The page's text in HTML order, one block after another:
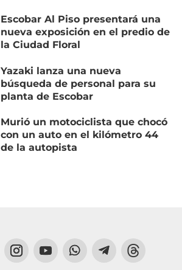
Escobar Al Piso presentará una
nueva exposición en el predio de
la Ciudad Floral
Yazaki lanza una nueva
búsqueda de personal para su
planta de Escobar
Murió un motociclista que chocó
con un auto en el kilómetro 44
de la autopista